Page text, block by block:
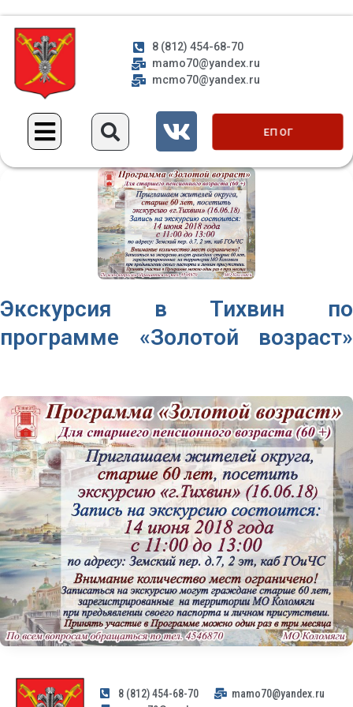
8 (812) 454-68-70
mamo70@yandex.ru
mcmo70@yandex.ru
ЕП ОГ
Экскурсия в Тихвин по
программе «Золотой возраст»
8 (812) 454-68-70
mamo70@yandex.ru